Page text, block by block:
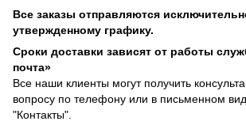
Все заказы отправляются
утвержденному графику.
Сроки доставки зависят от работы
почта»
Все наши клиенты могут получить
вопросу по телефону или в письменном
"Контакты".